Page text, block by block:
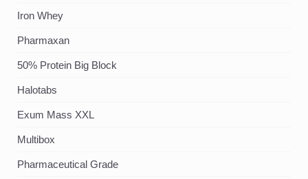
Iron Whey
Pharmaxan
50% Protein Big Block
Halotabs
Exum Mass XXL
Multibox
Pharmaceutical Grade